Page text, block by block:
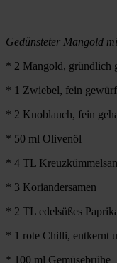
Gedünsteter Mangold
* 2 Mangold, gründlich
* 1 Zwiebel, fein
* 2 Knoblauch, fein
* 50 ml Olivenöl
* 4 TL
* 3 Koriandersamen
* 2 TL edelsüßes
* 1 rote Chilli, entkernt
* 100 ml Gemüsebrühe